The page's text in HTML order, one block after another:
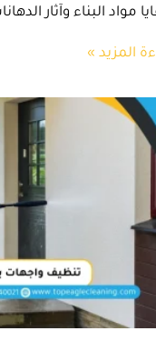
مواد البناء وآثار
المزيد »